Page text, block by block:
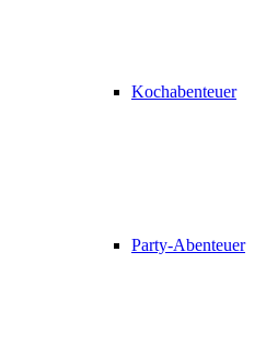
Kochabenteuer
Party-Abenteuer